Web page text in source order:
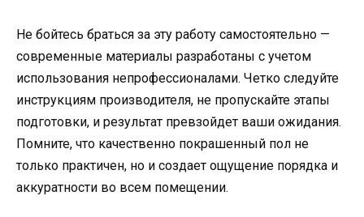
Не бойтесь браться за эту работу самостоятельно —
современные материалы разработаны с учетом
использования непрофессионалами. Четко следуйте
инструкциям производителя, не пропускайте этапы
подготовки, и результат превзойдет ваши ожидания.
Помните, что качественно покрашенный пол не
только практичен, но и создает ощущение порядка и
аккуратности во всем помещении.